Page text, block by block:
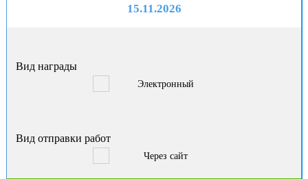
15.11.2026
Вид награды
Электронный
Вид отправки работ
Через сайт